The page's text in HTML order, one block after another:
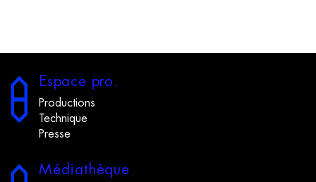
Espace pro.
Productions
Technique
Presse
Médiathèque